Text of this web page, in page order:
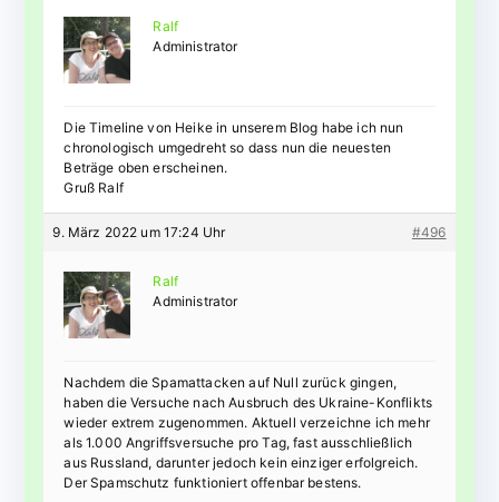
Ralf
Administrator
Die Timeline von Heike in unserem Blog habe ich nun
chronologisch umgedreht so dass nun die neuesten
Beträge oben erscheinen.
Gruß Ralf
9. März 2022 um 17:24 Uhr #496
Ralf
Administrator
Nachdem die Spamattacken auf Null zurück gingen,
haben die Versuche nach Ausbruch des Ukraine-Konflikts
wieder extrem zugenommen. Aktuell verzeichne ich mehr
als 1.000 Angriffsversuche pro Tag, fast ausschließlich
aus Russland, darunter jedoch kein einziger erfolgreich.
Der Spamschutz funktioniert offenbar bestens.